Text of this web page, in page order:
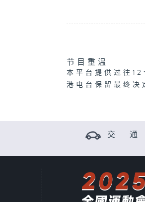
节目重温
本平台提供过往
港电台保留最终决
交 通